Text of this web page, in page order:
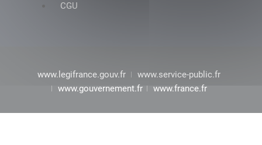
CGU
www.legifrance.gouv.fr
www.service-public.fr
www.gouvernement.fr
www.france.fr